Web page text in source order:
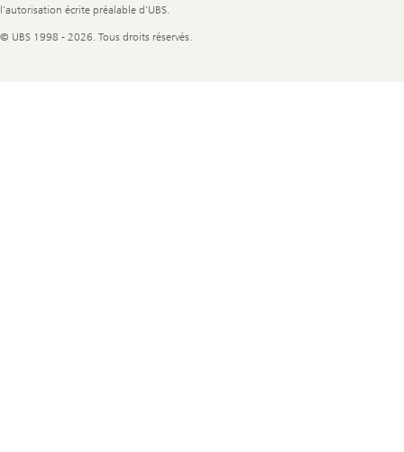
l'autorisation écrite préalable d'UBS.
© UBS 1998 - 2026. Tous droits réservés.